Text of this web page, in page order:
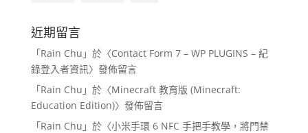
近期留言
「Rain Chu 」於〈Contact Form 7 – WP PLUGINS – 紀
錄登入者資訊〉發佈留言
「Rain Chu 」於〈Minecraft 教育版 (Minecraft:
Education Edition)〉發佈留言
「Rain Chu 」於〈小米手環 6 NFC 手把手教學，將門禁